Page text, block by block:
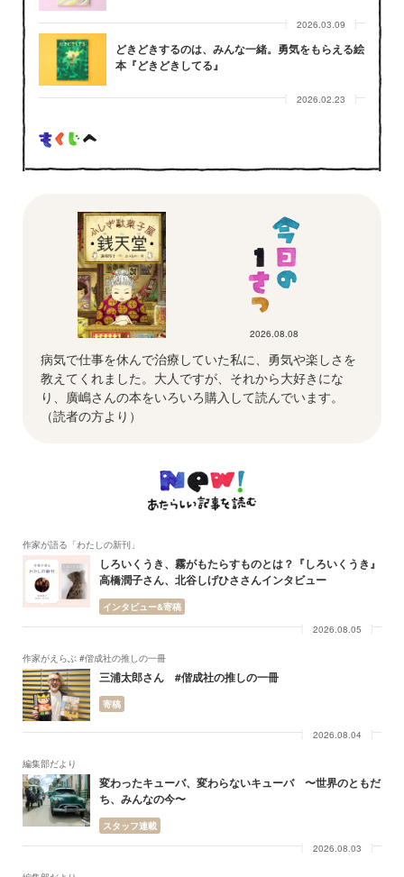
2026.03.09
どきどきするのは、みんな一緒。勇気をもらえる絵
本『どきどきしてる』
2026.02.23
2026.08.08
病気で仕事を休んで治療していた私に、勇気や楽しさを
教えてくれました。大人ですが、それから大好きにな
り、廣嶋さんの本をいろいろ購入して読んでいます。
（読者の方より）
作家が語る「わたしの新刊」
しろいくうき、霧がもたらすものとは？『しろいくうき』
高橋潤子さん、北谷しげひささんインタビュー
インタビュー&寄稿
2026.08.05
作家がえらぶ #偕成社の推しの一冊
三浦太郎さん #偕成社の推しの一冊
寄稿
2026.08.04
編集部だより
変わったキューバ、変わらないキューバ 〜世界のともだ
ち、みんなの今〜
スタッフ連載
2026.08.03